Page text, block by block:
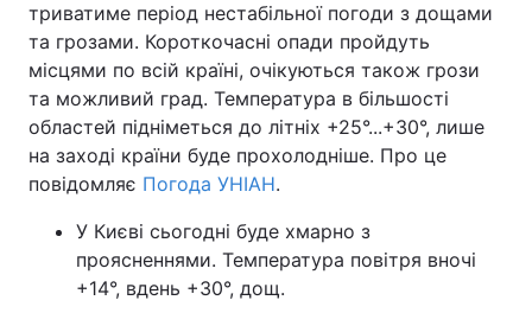
Головна Війна
Україна Політика
Економіка Світ
Спорт Наука
Техно і зв'язок
Зброя Інциденти
триватиме період нестабільної погоди з дощами
та грозами. Короткочасні опади пройдуть
місцями по всій країні, очікуються також грози
та можливий град. Температура в більшості
областей підніметься до літніх +25°...+30°, лише
на заході країни буде прохолодніше. Про це
повідомляє Погода УНІАН.
У Києві сьогодні буде хмарно з
проясненнями. Температура повітря вночі
+14°, вдень +30°, дощ.